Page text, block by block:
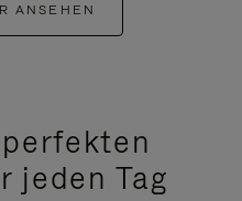
ANSEHEN
jeden Tag